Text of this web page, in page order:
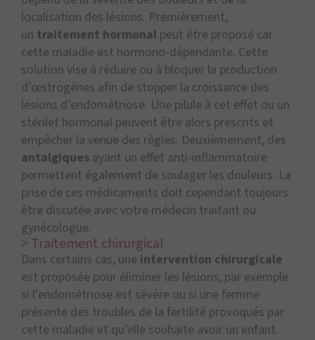
localisation des lésions. Premièrement,
un traitement hormonal peut être proposé car
cette maladie est hormono-dépendante. Cette
solution vise à réduire ou à bloquer la production
d’œstrogènes afin de stopper la croissance des
lésions d’endométriose. Une pilule à cet effet ou un
stérilet hormonal peuvent être alors prescrits et
empêcher la venue des règles. Deuxièmement, des
antalgiques ayant un effet anti-inflammatoire
permettent également de soulager les douleurs. La
prise de ces médicaments doit cependant toujours
être discutée avec votre médecin traitant ou
gynécologue.
> Traitement chirurgical
Dans certains cas, une intervention chirurgicale
est proposée pour éliminer les lésions, par exemple
si l’endométriose est sévère ou si une femme
présente des troubles de la fertilité provoqués par
cette maladie et qu’elle souhaite avoir un enfant.